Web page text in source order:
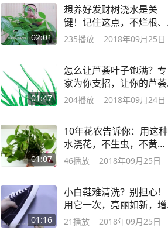
02:01
想养好发财树浇水是关
键！记住这点，不烂根、
不黄叶新芽呼呼冒！
235播放 2018年09月25日
01:47
怎么让芦荟叶子饱满？专
家为你支招，让你的芦荟
叶子又厚又绿！
204播放 2018年09月24日
01:07
10年花农告诉你：用这种
水浇花，不生虫，不黄
叶，叶片肥又亮！
46播放 2018年09月25日
01:16
小白鞋难清洗？别担心！
用它一次，亮丽如新，增
白看得见！
21播放 2018年09月25日